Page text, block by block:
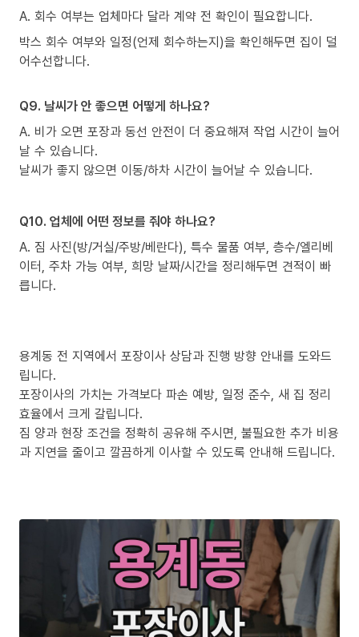
A. 회수 여부는 업체마다 달라 계약 전 확인이 필요합니다.
박스 회수 여부와 일정(언제 회수하는지)을 확인해두면 집이 덜
어수선합니다.
Q9. 날씨가 안 좋으면 어떻게 하나요?
A. 비가 오면 포장과 동선 안전이 더 중요해져 작업 시간이 늘어
날 수 있습니다.
날씨가 좋지 않으면 이동/하차 시간이 늘어날 수 있습니다.
Q10. 업체에 어떤 정보를 줘야 하나요?
A. 짐 사진(방/거실/주방/베란다), 특수 물품 여부, 층수/엘리베
이터, 주차 가능 여부, 희망 날짜/시간을 정리해두면 견적이 빠
릅니다.
용계동 전 지역에서 포장이사 상담과 진행 방향 안내를 도와드
립니다.
포장이사의 가치는 가격보다 파손 예방, 일정 준수, 새 집 정리
효율에서 크게 갈립니다.
짐 양과 현장 조건을 정확히 공유해 주시면, 불필요한 추가 비용
과 지연을 줄이고 깔끔하게 이사할 수 있도록 안내해 드립니다.